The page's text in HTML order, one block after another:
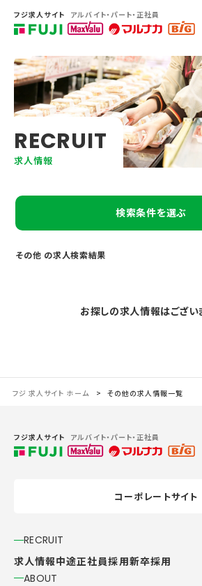
フジ求人サイト アルバイト・パート・正社員
RECRUIT
求人情報
検索条件を選ぶ
その他 の求人検索結果
お探しの求人情報はござい
フジ 求人サイト ホーム その他の求人情報一覧
フジ求人サイト アルバイト・パート・正社員
コーポレートサイト
RECRUIT
求人情報中途正社員採用新卒採用
ABOUT